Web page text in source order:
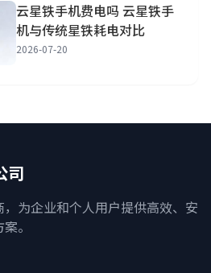
云星铁手机费电吗 云星铁手
机与传统星铁耗电对比
2026-07-20
司
为企业和个人用户提供高效、安
。